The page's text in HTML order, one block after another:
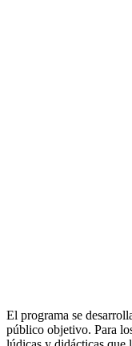
El programa se
público objetivo. Para